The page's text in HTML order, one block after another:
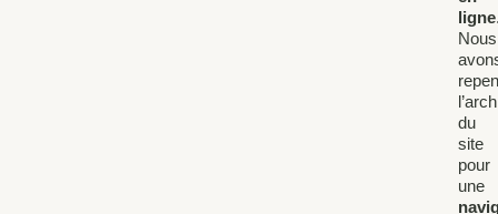
ligne
Nous
du
site
pour
une